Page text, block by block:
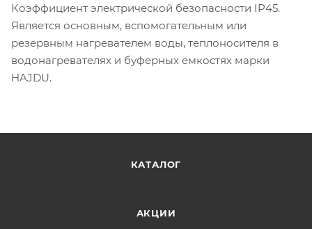
Коэффициент электрической безопасности IP45.
Является основным, вспомогательным или
резервным нагревателем воды, теплоносителя в
водонагревателях и буферных емкостях марки
HAJDU.
КАТАЛОГ
АКЦИИ